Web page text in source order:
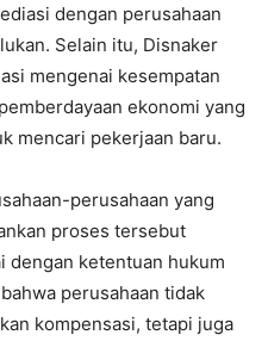
dengan perusahaan
Selain itu, Disnaker
mengenai kesempatan
ekonomi yang
mencari pekerjaan baru.
perusahaan yang
proses tersebut
dengan ketentuan hukum
perusahaan tidak
kompensasi, tetapi juga